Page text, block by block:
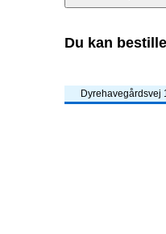
Du kan
Dyrehavegårdsvej